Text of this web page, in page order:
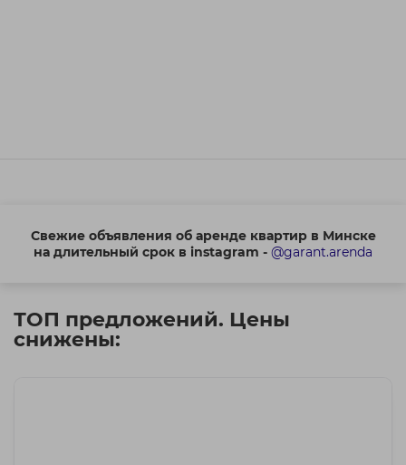
Свежие объявления об аренде квартир в Минске
на длительный срок в instagram - @garant.arenda
ТОП предложений. Цены
снижены: